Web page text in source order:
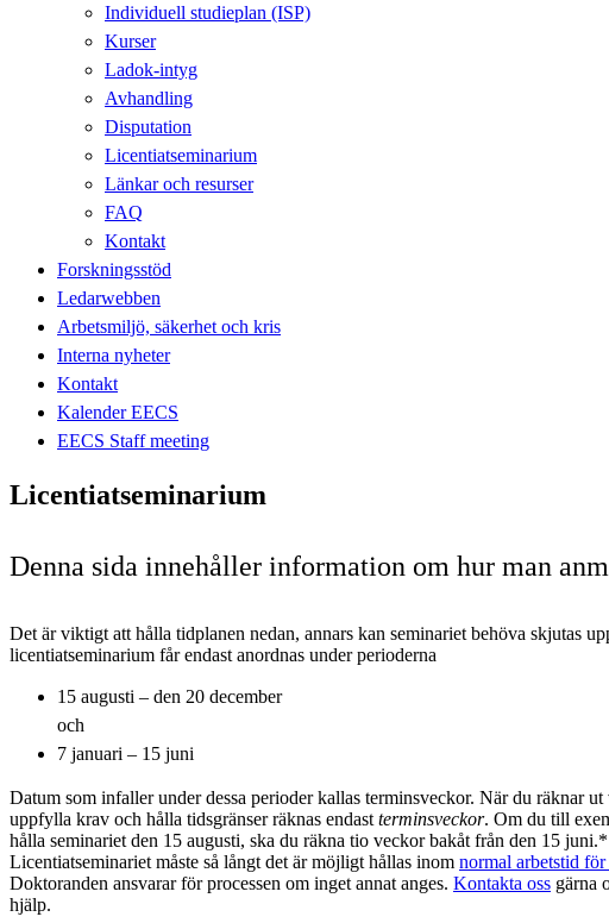
Individuell studieplan (ISP)
Kurser
Ladok-intyg
Avhandling
Disputation
Licentiatseminarium
Länkar och resurser
FAQ
Kontakt
Forskningsstöd
Ledarwebben
Arbetsmiljö, säkerhet och kris
Interna nyheter
Kontakt
Kalender EECS
EECS Staff meeting
Licentiatseminarium
Denna sida innehåller information om hur man
Det är viktigt att hålla tidplanen nedan, annars kan seminariet behöva skjutas
licentiatseminarium får endast anordnas under perioderna
15 augusti – den 20 december
och
7 januari – 15 juni
Datum som infaller under dessa perioder kallas terminsveckor. När du räknar
uppfylla krav och hålla tidsgränser räknas endast terminsveckor. Om du till
hålla seminariet den 15 augusti, ska du räkna tio veckor bakåt från den 15 juni.*
Licentiatseminariet måste så långt det är möjligt hållas inom normal arbetstid
Doktoranden ansvarar för processen om inget annat anges. Kontakta oss gärna
hjälp.